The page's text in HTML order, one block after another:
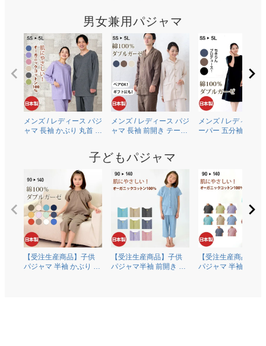
男女兼用パジャマ
メンズ / レディース パジ
ャマ 長袖 かぶり 丸首 オ
メンズ / レディース パジ
ャマ 長袖 前開き テーラ
0306
メンズ / レディース
ーパー 五分袖 半袖
子どもパジャマ
【受注生産商品】子供
パジャマ 半袖 かぶり 丸
【受注生産商品】子供
パジャマ半袖 前開き 衿
【受注生産商品】子
パジャマ 半袖 かぶ